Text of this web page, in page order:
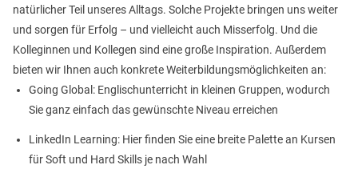
natürlicher Teil unseres Alltags. Solche Projekte bringen uns weiter
und sorgen für Erfolg – und vielleicht auch Misserfolg. Und die
Kolleginnen und Kollegen sind eine große Inspiration. Außerdem
bieten wir Ihnen auch konkrete Weiterbildungsmöglichkeiten an:
Going Global: Englischunterricht in kleinen Gruppen, wodurch
Sie ganz einfach das gewünschte Niveau erreichen
LinkedIn Learning: Hier finden Sie eine breite Palette an Kursen
für Soft und Hard Skills je nach Wahl